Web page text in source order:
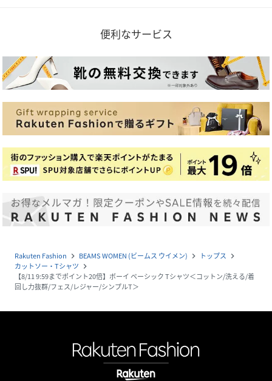
便利なサービス
Rakuten Fashion navigate_next BEAMS WOMEN (ビームス ウイメン) navigate_next トップス navigate_next
カットソー・Tシャツ navigate_next
【8/11 9:59までポイント20倍】ボーイ ベーシック Tシャツ＜コットン/洗える/着
回し力抜群/フェス/レジャー/シンプルT＞